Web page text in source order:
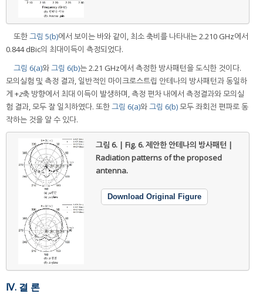
또한그림 5(b)에서 보이는 바와 같이, 최소 축비를 나타내는 2.210 GHz에서
0.844 dBic의 최대이득이 측정되었다.
그림 6(a)와그림 6(b)는 2.21 GHz에서 측정한 방사패턴을 도식한 것이다.
모의실험 및 측정 결과, 일반적인 마이크로스트립 안테나의 방사패턴과 동일하
게 +z축 방향에서 최대 이득이 발생하며, 측정 편차 내에서 측정결과와 모의실
험 결과, 모두 잘 일치하였다. 또한그림 6(a)와그림 6(b)모두 좌회전 편파로 동
작하는 것을 알 수 있다.
그림 6. | Fig. 6.제안한 안테나의 방사패턴 |
Radiation patterns of the proposed
antenna.
Download Original Figure
Ⅳ. 결 론